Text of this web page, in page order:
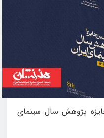
پژوهش سال سینمای